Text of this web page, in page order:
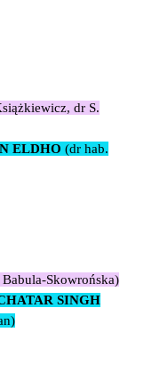
dr S.
ELDHO (dr hab.
Skowrońska)
SINGH